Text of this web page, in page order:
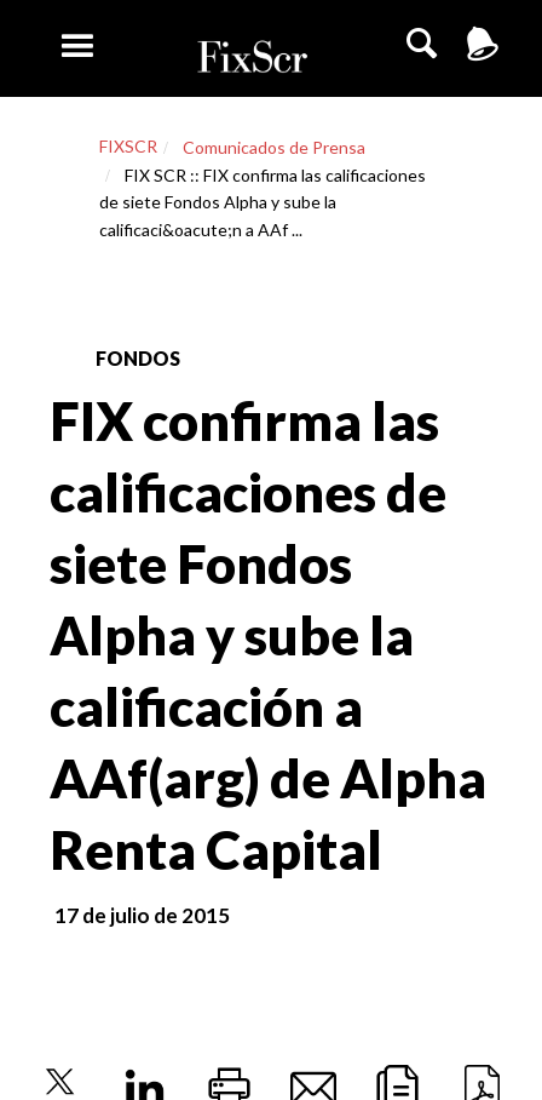
FIXSCR
Comunicados de Prensa
FIX SCR :: FIX confirma las calificaciones
de siete Fondos Alpha y sube la
calificaci&oacute;n a AAf ...
FONDOS
FIX confirma las
calificaciones de
siete Fondos
Alpha y sube la
calificación a
AAf(arg) de Alpha
Renta Capital
17 de julio de 2015